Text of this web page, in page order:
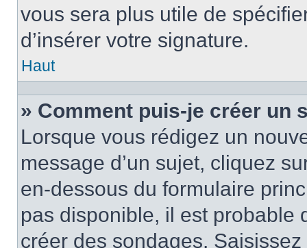
vous sera plus utile de
d’insérer votre signature.
Haut
» Comment puis-je créer un
Lorsque vous rédigez un
message d’un sujet, cliquez
en-dessous du formulaire
pas disponible, il est probable
créer des sondages.